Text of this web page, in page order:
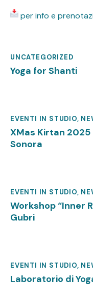
per info e
UNCATEGORIZED
Yoga for Shanti
EVENTI IN STUDIO,
XMas Kirtan 2025
Sonora
EVENTI IN STUDIO,
Workshop “Inner
Gubri
EVENTI IN STUDIO,
Laboratorio di